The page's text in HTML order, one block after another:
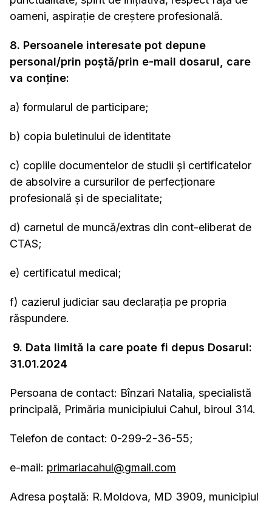
oameni, aspiraţie de creştere profesională.
8. Persoanele interesate pot depune
personal/prin poştă/prin e-mail dosarul, care
va conţine:
a) formularul de participare;
b) copia buletinului de identitate
c) copiile documentelor de studii şi certificatelor
de absolvire a cursurilor de perfecţionare
profesională şi de specialitate;
d) carnetul de muncă/extras din cont-eliberat de
CTAS;
e) certificatul medical;
f) cazierul judiciar sau declarația pe propria
răspundere.
9. Data limită la care poate fi depus Dosarul:
31.01.2024
Persoana de contact: Bînzari Natalia, specialistă
principală, Primăria municipiului Cahul, biroul 314.
Telefon de contact: 0-299-2-36-55;
e-mail: primariacahul@gmail.com
Adresa poştală: R.Moldova, MD 3909, municipiul